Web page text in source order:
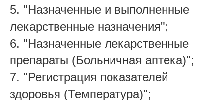
5. "Назначенные и выполненные
лекарственные назначения";
6. "Назначенные лекарственные
препараты (Больничная аптека)";
7. "Регистрация показателей
здоровья (Температура)";